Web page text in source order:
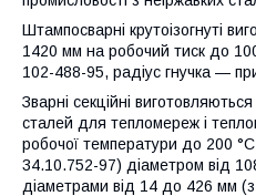
Штампосварні крутоізогнуті
1420 мм на робочий тиск до
102-488-95, радіус гнучка —
Зварні секційні
сталей для тепломереж і
робочої температури до 200
34.10.752-97) діаметром від
діаметрами від 14 до 426 мм